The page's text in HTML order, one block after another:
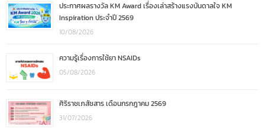
ประกาศผลรางวัล KM Award เรื่องเล่าสร้างแรงบันดาลใจ KM
Inspiration ประจำปี 2569
10/08/2026
ความรู้เรื่องการใช้ยา NSAIDs
05/08/2026
ศิริราชเภสัชสาร เดือนกรกฎาคม 2569
31/07/2026